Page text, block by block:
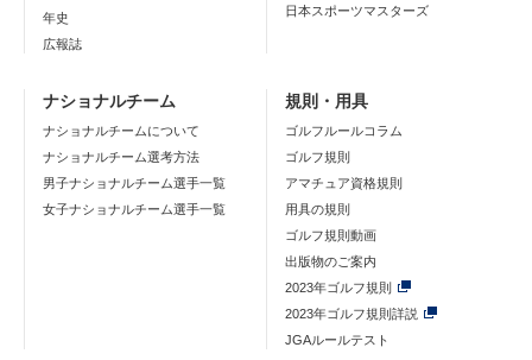
年史
広報誌
日本スポーツマスターズ
ナショナルチーム
ナショナルチームについて
ナショナルチーム選考方法
男子ナショナルチーム選手一覧
女子ナショナルチーム選手一覧
規則・用具
ゴルフルールコラム
ゴルフ規則
アマチュア資格規則
用具の規則
ゴルフ規則動画
出版物のご案内
2023年ゴルフ規則
2023年ゴルフ規則詳説
JGAルールテスト